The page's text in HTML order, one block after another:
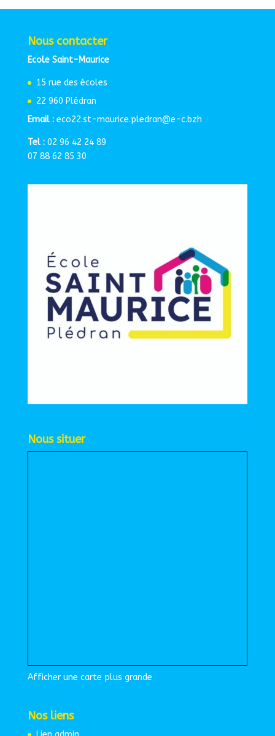
Nous contacter
Ecole Saint-Maurice
15 rue des écoles
22 960 Plédran
Email :eco22.st-maurice.pledran@e-c.bzh
Tel :02 96 42 24 89
07 88 62 85 30
Nous situer
Afficher une carte plus grande
Nos liens